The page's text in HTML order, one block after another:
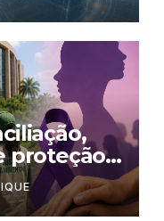
proteção